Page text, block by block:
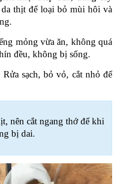
da thịt để loại bỏ mùi hôi và
mỏng vừa ăn, không quá
đều, không bị sống.
sạch, bỏ vỏ, cắt nhỏ để
nên cắt ngang thớ để khi
bị dai.